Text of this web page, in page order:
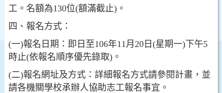
工。名額為130位(額滿截止)。
四、報名方式：
(一)報名日期：即日至106年11月20日(星期一)下午5
時止(依報名順序優先錄取)。
(二)報名網址及方式：詳細報名方式請參閱計畫，並
請各機關學校承辦人協助志工報名事宜。